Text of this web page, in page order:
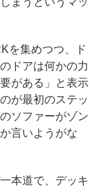
を集めつつ、ド
ドアは何かの力
がある」と表示
が最初のステッ
ソファーがゾン
言いようがな
本道で、デッキ